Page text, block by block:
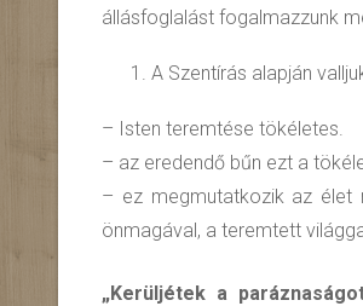
állásfoglalást fogalmazzunk
A Szentírás alapján
– Isten teremtése tökéletes.
– az eredendő bűn ezt a
– ez megmutatkozik az élet
önmagával, a teremtett
„Kerüljétek a